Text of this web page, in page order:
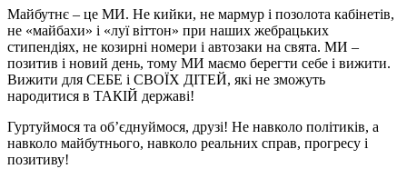
Майбутнє – це МИ. Не кийки, не мармур і позолота кабінетів,
не «майбахи» і «луї віттон» при наших жебрацьких
стипендіях, не козирні номери і автозаки на свята. МИ –
позитив і новий день, тому МИ маємо берегти себе і вижити.
Вижити для СЕБЕ і СВОЇХ ДІТЕЙ, які не зможуть
народитися в ТАКІЙ державі!
Гуртуймося та об’єднуймося, друзі! Не навколо політиків, а
навколо майбутнього, навколо реальних справ, прогресу і
позитиву!